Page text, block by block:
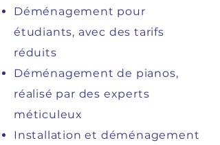
Déménagement pour
étudiants, avec des tarifs
réduits
Déménagement de pianos,
réalisé par des experts
méticuleux
Installation et déménagement